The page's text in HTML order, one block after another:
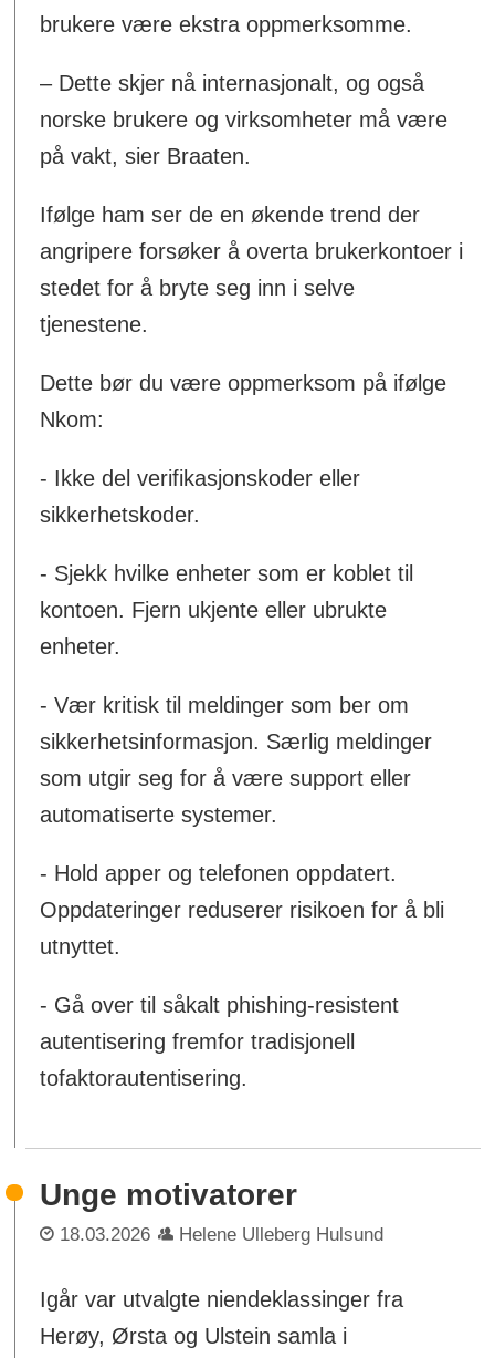
brukere være ekstra oppmerksomme.
– Dette skjer nå internasjonalt, og også
norske brukere og virksomheter må være
på vakt, sier Braaten.
Ifølge ham ser de en økende trend der
angripere forsøker å overta brukerkontoer i
stedet for å bryte seg inn i selve
tjenestene.
Dette bør du være oppmerksom på ifølge
Nkom:
- Ikke del verifikasjonskoder eller
sikkerhetskoder.
- Sjekk hvilke enheter som er koblet til
kontoen. Fjern ukjente eller ubrukte
enheter.
- Vær kritisk til meldinger som ber om
sikkerhetsinformasjon. Særlig meldinger
som utgir seg for å være support eller
automatiserte systemer.
- Hold apper og telefonen oppdatert.
Oppdateringer reduserer risikoen for å bli
utnyttet.
- Gå over til såkalt phishing-resistent
autentisering fremfor tradisjonell
tofaktorautentisering.
Unge motivatorer
18.03.2026 Helene Ulleberg Hulsund
Igår var utvalgte niendeklassinger fra
Herøy, Ørsta og Ulstein samla i